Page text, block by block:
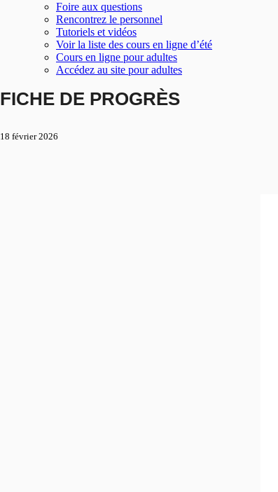
Foire aux questions
Rencontrez le personnel
Tutoriels et vidéos
Voir la liste des cours en ligne d’été
Cours en ligne pour adultes
Accédez au site pour adultes
FICHE DE PROGRÈS
18 février 2026